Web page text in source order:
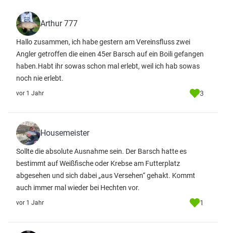
Arthur 777
Hallo zusammen, ich habe gestern am Vereinsfluss zwei
Angler getroffen die einen 45er Barsch auf ein Boili gefangen
haben.Habt ihr sowas schon mal erlebt, weil ich hab sowas
noch nie erlebt.
vor 1 Jahr 3
Housemeister
Sollte die absolute Ausnahme sein. Der Barsch hatte es
bestimmt auf Weißfische oder Krebse am Futterplatz
abgesehen und sich dabei „aus Versehen“ gehakt. Kommt
auch immer mal wieder bei Hechten vor.
vor 1 Jahr 1